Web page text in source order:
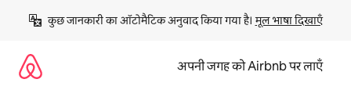
छोड़कर
कॉन्टेंट
कुछ जानकारी का ऑटोमैटिक अनुवाद किया गया है। मूल भाषा दिखाएँ
अपनी जगह को Airbnb पर लाएँ